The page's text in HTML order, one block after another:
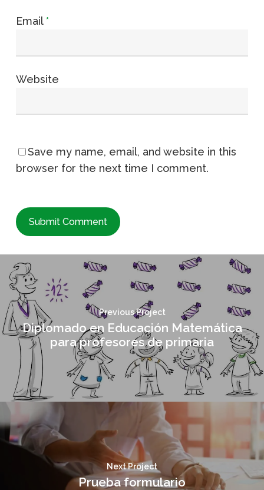
Email*
Website
Save my name, email, and website in this
browser for the next time I comment.
Previous Project
Diplomado en Educación Matemática
para profesores de primaria
Next Project
Prueba formulario